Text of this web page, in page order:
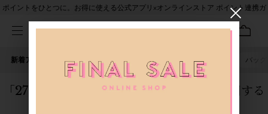
ポイントをひとつに。お得に使える公式アプリ×オンラインストア ポイント連携ガ
新着アイテム 人気ワード セール 40th限定 バッグ
「27オープン】H.P.FRANCE 熊本店」に関する